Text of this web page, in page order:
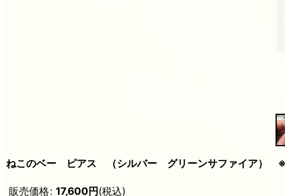
ねこのベー ピアス （シルバー グリーンサファイア） ※
販売価格: 17,600円(税込)